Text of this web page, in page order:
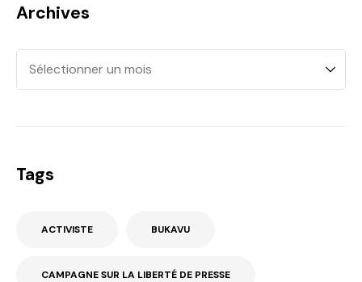
Archives
Tags
ACTIVISTE BUKAVU
CAMPAGNE SUR LA LIBERTÉ DE PRESSE